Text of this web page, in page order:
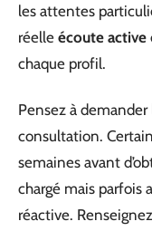
les attentes
réelle écoute active
chaque profil.
Pensez à
consultation.
semaines avant
chargé mais parfois
réactive.